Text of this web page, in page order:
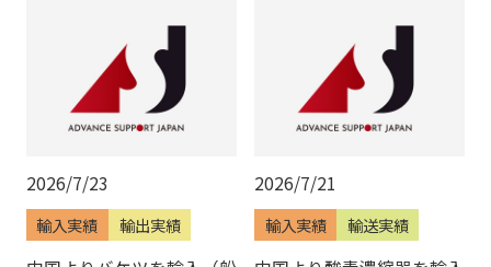
2026/7/23
輸入実績 輸出実績
2026/7/21
輸入実績 輸送実績